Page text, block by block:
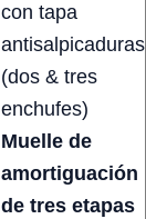
con tapa
antisalpicaduras
(dos & tres
enchufes)
Muelle de
amortiguación
de tres etapas